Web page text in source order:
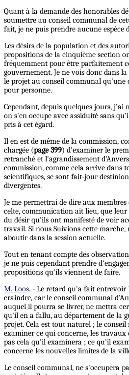
Quant à la demande des honorables
soumettre au conseil communal de
fait, je ne puis prendre aucune espèce
Les désirs de la population et des
propositions de la cinquième section
fréquemment pour être parfaitement
gouvernement. Je ne vois donc dans
le projet au conseil communal qu'une
pour personne.
Cependant, depuis quelques jours, j'ai
on s'en occupe avec assiduité sans
pris à cet égard.
Il en est de même de la commission,
chargée (page 399) d'examiner le
retranché et l'agrandissement
commission, comme cela arrive dans
scientifiques, se sont fait-jour
divergentes.
Je me permettrai de dire aux
celte, communication ait lieu, que
du désir qu'ils ont manifesté de voir
travail. Si nous Suivions cette
aboutir dans la session actuelle.
Tout en tenant compte des
je ne puis cependant prendre
propositions qu'ils viennent de faire.
M. Loos. - Le retard qu'a fait entrevoir
craindre, car le conseil communal
auquel il pourra se livrer, ne mettra
qu'il en a fallu, au département de la
projet. Cela est tout naturel ; le
examiner ce qui concerne, les travaux
pas cela qu'il examinera ; ce qu'il
concerne les nouvelles limites de la
Le conseil communal, ne s'occupera